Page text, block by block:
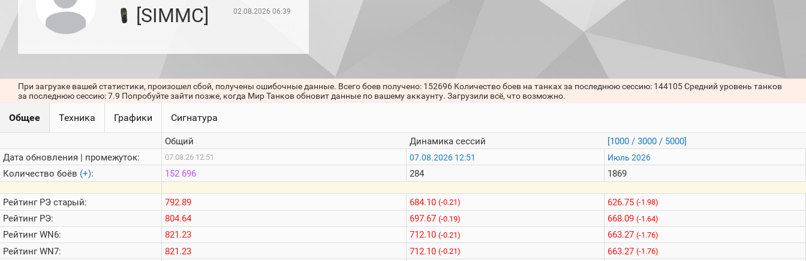
последние
сессии)
1000
стримеров
Информация
Онлайн
Цветовая
шкала
[SIMMC]
02.08.2026 06:39
При загрузке вашей статистики, произошел сбой, получены ошибочные данные. Всего боев получено: 152696 Количество боев на танках за последнюю сессию: 144105 Средний уровень танков
за последнюю сессию: 7.9 Попробуйте зайти позже, когда Мир Танков обновит данные по вашему аккаунту. Загрузили всё, что возможно.
Общее Техника Графики Сигнатура
Дата обновления | промежуток:
Количество боёв (+):
РейтингРЭ старый:
РейтингРЭ:
РейтингWN6:
РейтингWN7:
Общий
07.08.26 12:51
152 696
792.89
804.64
821.23
821.23
Динамика сессий
07.08.2026 12:51
284
684.10 (-0.21)
697.67 (-0.19)
712.10 (-0.21)
712.10 (-0.21)
[1000 / 3000 / 5000]
Июль 2026
1869
626.75 (-1.98)
668.09 (-1.64)
663.27 (-1.76)
663.27 (-1.76)